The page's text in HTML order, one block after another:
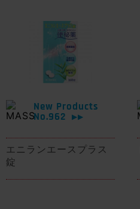
New Products
No.962
▶▶
エニランエースプラス
錠